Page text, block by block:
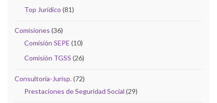
Top Jurídico (81)
Comisiones (36)
Comisión SEPE (10)
Comisión TGSS (26)
Consultoría-Jurisp.(72)
Prestaciones de Seguridad Social (29)